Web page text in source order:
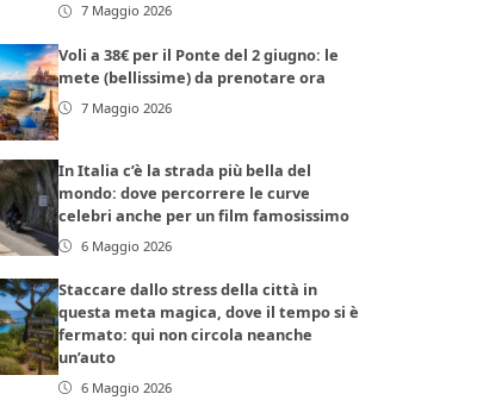
7 Maggio 2026
Voli a 38€ per il Ponte del 2 giugno: le
mete (bellissime) da prenotare ora
7 Maggio 2026
In Italia c’è la strada più bella del
mondo: dove percorrere le curve
celebri anche per un film famosissimo
6 Maggio 2026
Staccare dallo stress della città in
questa meta magica, dove il tempo si è
fermato: qui non circola neanche
un’auto
6 Maggio 2026